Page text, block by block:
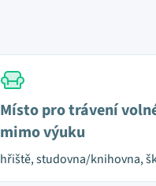
Místo pro trávení
mimo výuku
hřiště, studovna/knihovna,